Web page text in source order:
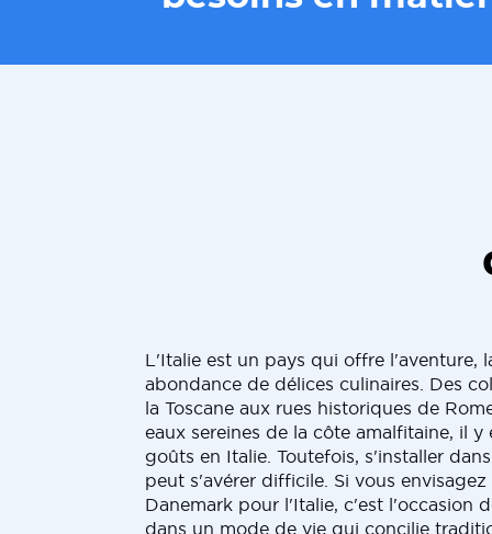
L'Italie est un pays qui offre l'aventure,
abondance de délices culinaires. Des
la Toscane aux rues historiques de
eaux sereines de la côte amalfitaine, il y
goûts en Italie. Toutefois, s'installer
peut s'avérer difficile. Si vous
Danemark pour l'Italie, c'est l'occasion
dans un mode de vie qui concilie